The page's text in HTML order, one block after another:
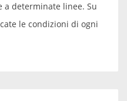
a determinate linee. Su
le condizioni di ogni